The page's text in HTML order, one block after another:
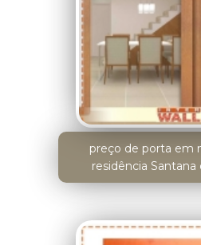
preço de porta em
residência Santana